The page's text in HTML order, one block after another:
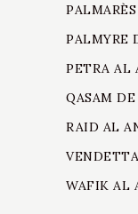
PALMYRE
PETRA AL
QASAM
RAID AL
WAFIK AL